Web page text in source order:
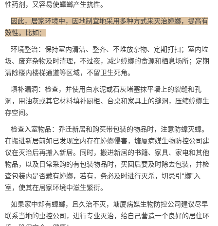
性药剂，又容易使蟑螂产生抗性。
因此，居家环境中，因地制宜地采用多种方式来灭治蟑螂，提高有
效性。比如：
环境整治：保持室内清洁、整齐、不堆放杂物、定期打扫；室内垃
圾、废弃杂物及时清理，不过夜，减少蟑螂的食源和栖息场所；定期
清除楼内楼梯通道等区域，不留卫生死角。
填补漏洞：检查，并使用白水泥或石灰堵塞抹平墙上的裂缝和孔
洞，用油灰或其它材料填补厨柜、台桌和家具上的缝洞，压缩蟑螂生
存空间。
检查入室物品：乔迁新居和购买带包装的物品时，注意防蟑灭蟑。
在搬进新居前如已发现室内存在蟑螂侵害，塘厦病媒生物防控公司建
议在灭治后再搬入新居。同时，搬进新居的书籍、家具、家电和其他
物品，以及日常采购的有包装物品时，买回后要及时除去包装，并检
查包装内是否藏有蟑螂，若有，务必及时进行灭杀，切忌引“螂”入
室，使其在居家环境中滋生繁衍。
如果家中却有蟑螂，且久治不灭，塘厦病媒生物防控公司建议尽早
联系当地的虫控公司 ，进行专业灭治，给自己营造一个良好的居住环